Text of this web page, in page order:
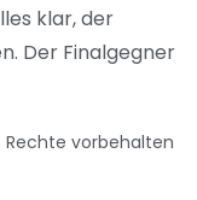
klar, der
Der Finalgegner
Rechte vorbehalten